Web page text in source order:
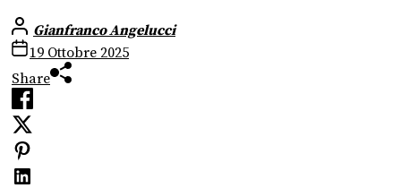
Gianfranco Angelucci
19 Ottobre 2025
Share